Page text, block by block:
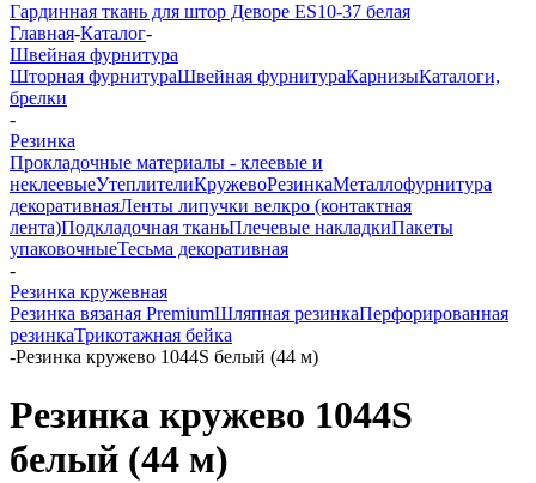
Гардинная ткань для штор Деворе ES10-37 белая
Главная-Каталог-
Швейная фурнитура
Шторная фурнитураШвейная фурнитураКарнизыКаталоги,
брелки
-
Резинка
Прокладочные материалы - клеевые и
неклеевыеУтеплителиКружевоРезинкаМеталлофурнитура
декоративнаяЛенты липучки велкро (контактная
лента)Подкладочная тканьПлечевые накладкиПакеты
упаковочныеТесьма декоративная
-
Резинка кружевная
Резинка вязаная PremiumШляпная резинкаПерфорированная
резинкаТрикотажная бейка
-Резинка кружево 1044S белый (44 м)
Резинка кружево 1044S
белый (44 м)